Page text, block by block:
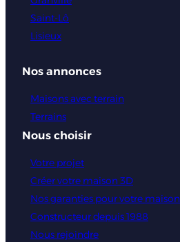
Saint-Lô
Lisieux
Nos annonces
Maisons avec terrain
Terrains
Nous choisir
Votre projet
Créer votre maison 3D
Nos garanties pour votre maison
Constructeur depuis 1988
Nous rejoindre